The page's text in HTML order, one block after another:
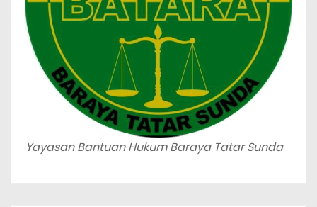
Yayasan Bantuan Hukum Baraya Tatar Sunda